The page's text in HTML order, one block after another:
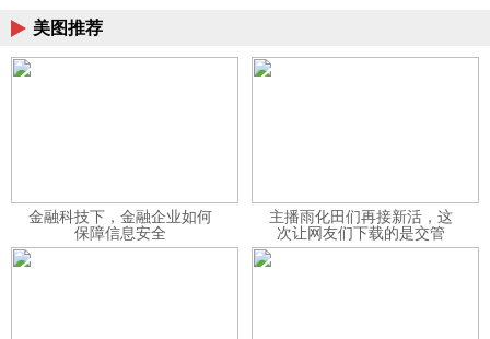
美图推荐
金融科技下，金融企业如何
保障信息安全
主播雨化田们再接新活，这
次让网友们下载的是交管
12123APP